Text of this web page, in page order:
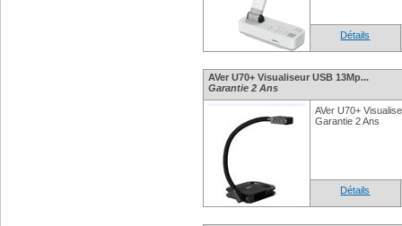
Détails
AVer U70+ Visualiseur USB 13Mp...
Garantie 2 Ans
AVer U70+
Garantie 2 Ans
Détails